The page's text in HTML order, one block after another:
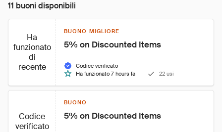
11 buoni disponibili
Ha
funzionato
di
recente
BUONO MIGLIORE
5% on Discounted Items
Codice verificato
Ha funzionato 7 hours fa
22 usi
Codice
verificato
BUONO
5% on Discounted Items